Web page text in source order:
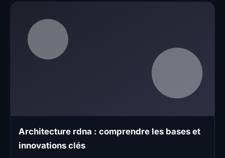
Architecture rdna : comprendre les bases et
innovations clés